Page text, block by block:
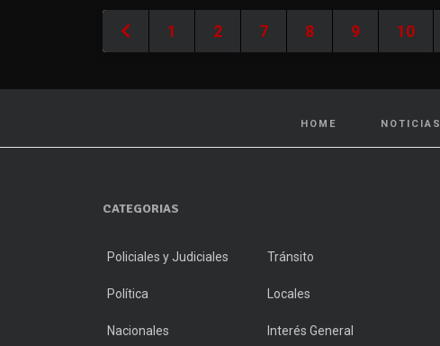
1 2 7 8 9 10
HOME NOTICIAS
CATEGORIAS
Policiales y Judiciales Tránsito
Política Locales
Nacionales Interés General